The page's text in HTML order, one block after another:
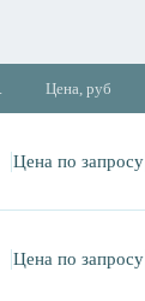
Цена, руб
Цена по запросу
Цена по запросу